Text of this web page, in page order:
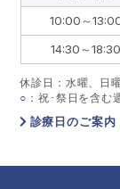
10:00～
14:30～18:30
休診日：水曜、日
○ ：祝･祭日を含む
診療日のご案内